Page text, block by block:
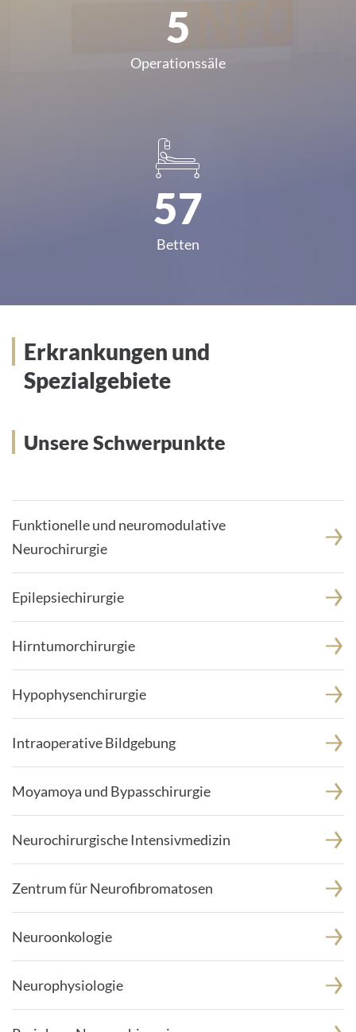
5
Operationssäle
57
Betten
Erkrankungen und
Spezialgebiete
Unsere Schwerpunkte
Funktionelle und neuromodulative
Neurochirurgie
Epilepsiechirurgie
Hirntumorchirurgie
Hypophysenchirurgie
Intraoperative Bildgebung
Moyamoya und Bypasschirurgie
Neurochirurgische Intensivmedizin
Zentrum für Neurofibromatosen
Neuroonkologie
Neurophysiologie